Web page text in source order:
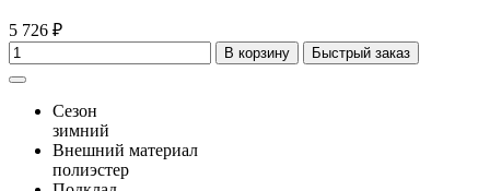
5 726 ₽
В корзину Быстрый заказ
Сезон
зимний
Внешний материал
полиэстер